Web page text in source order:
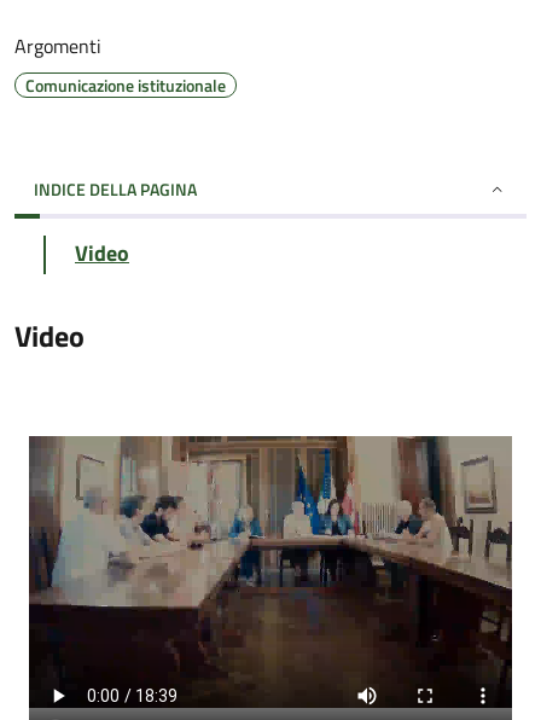
Argomenti
Comunicazione istituzionale
INDICE DELLA PAGINA
Video
Video